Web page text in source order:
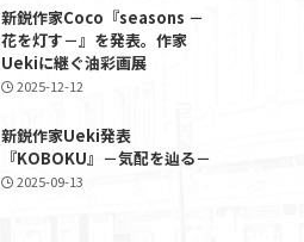
新鋭作家Coco『seasons －
花を灯す－』を発表。作家
Uekiに継ぐ油彩画展
2025-12-12
新鋭作家Ueki発表
『KOBOKU』－気配を辿る－
2025-09-13